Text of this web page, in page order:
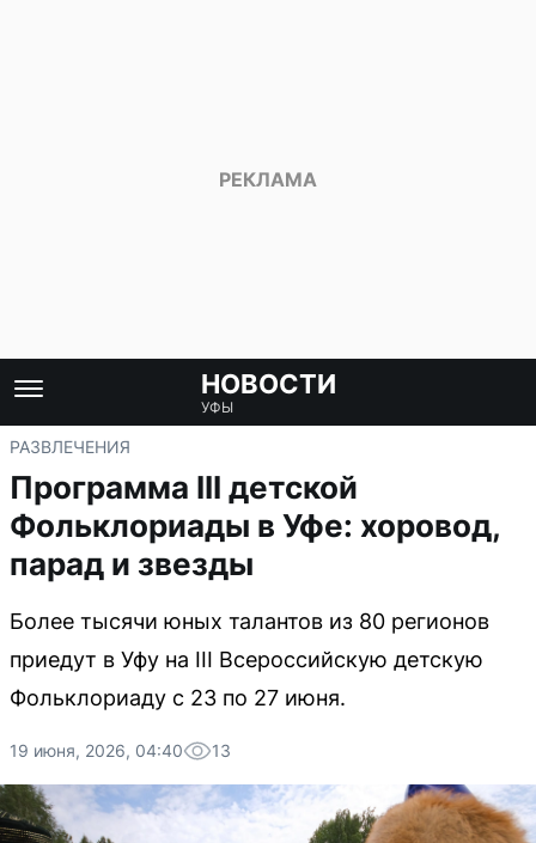
НОВОСТИ
УФЫ
РАЗВЛЕЧЕНИЯ
Программа III детской
Фольклориады в Уфе: хоровод,
парад и звезды
Более тысячи юных талантов из 80 регионов
приедут в Уфу на III Всероссийскую детскую
Фольклориаду с 23 по 27 июня.
19 июня, 2026, 04:40 13